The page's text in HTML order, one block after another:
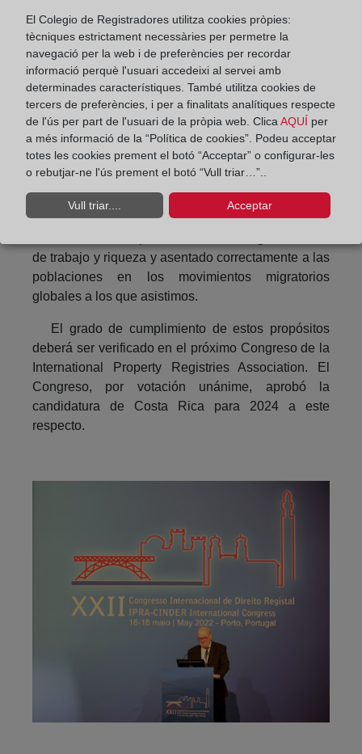
inteligentes” y en la consecución de los objetivos
de desarrollo territorial y ambiental sostenible,
trazados a nivel nacional e internacional.
La formalización de la propiedad no solamente
constituye una exigencia ético social para dotar de
estabilidad a las personas y las familias en una
vivienda digna, sino también de un medio -en
ocasiones el único alcanzable en la práctica- de
acceso al crédito, tanto el masivo empresarial,
como al microcrédito, que permita a las economías
de trabajo y riqueza y asentado correctamente a las
poblaciones en los movimientos migratorios
globales a los que asistimos.
El grado de cumplimiento de estos propósitos
deberá ser verificado en el próximo Congreso de la
International Property Registries Association. El
Congreso, por votación unánime, aprobó la
candidatura de Costa Rica para 2024 a este
respecto.
El Colegio de Registradores utilitza cookies pròpies:
tècniques estrictament necessàries per permetre la
navegació per la web i de preferències per recordar
informació perquè l'usuari accedeixi al servei amb
determinades característiques. També utilitza cookies de
tercers de preferències, i per a finalitats analítiques respecte
de l'ús per part de l'usuari de la pròpia web. ClicaAQUÍ per
a més informació de la “Política de cookies”. Podeu acceptar
totes les cookies prement el botó “Acceptar” o configurar-les
o rebutjar-ne l'ús prement el botó “Vull triar…”..
Vull triar.... Acceptar